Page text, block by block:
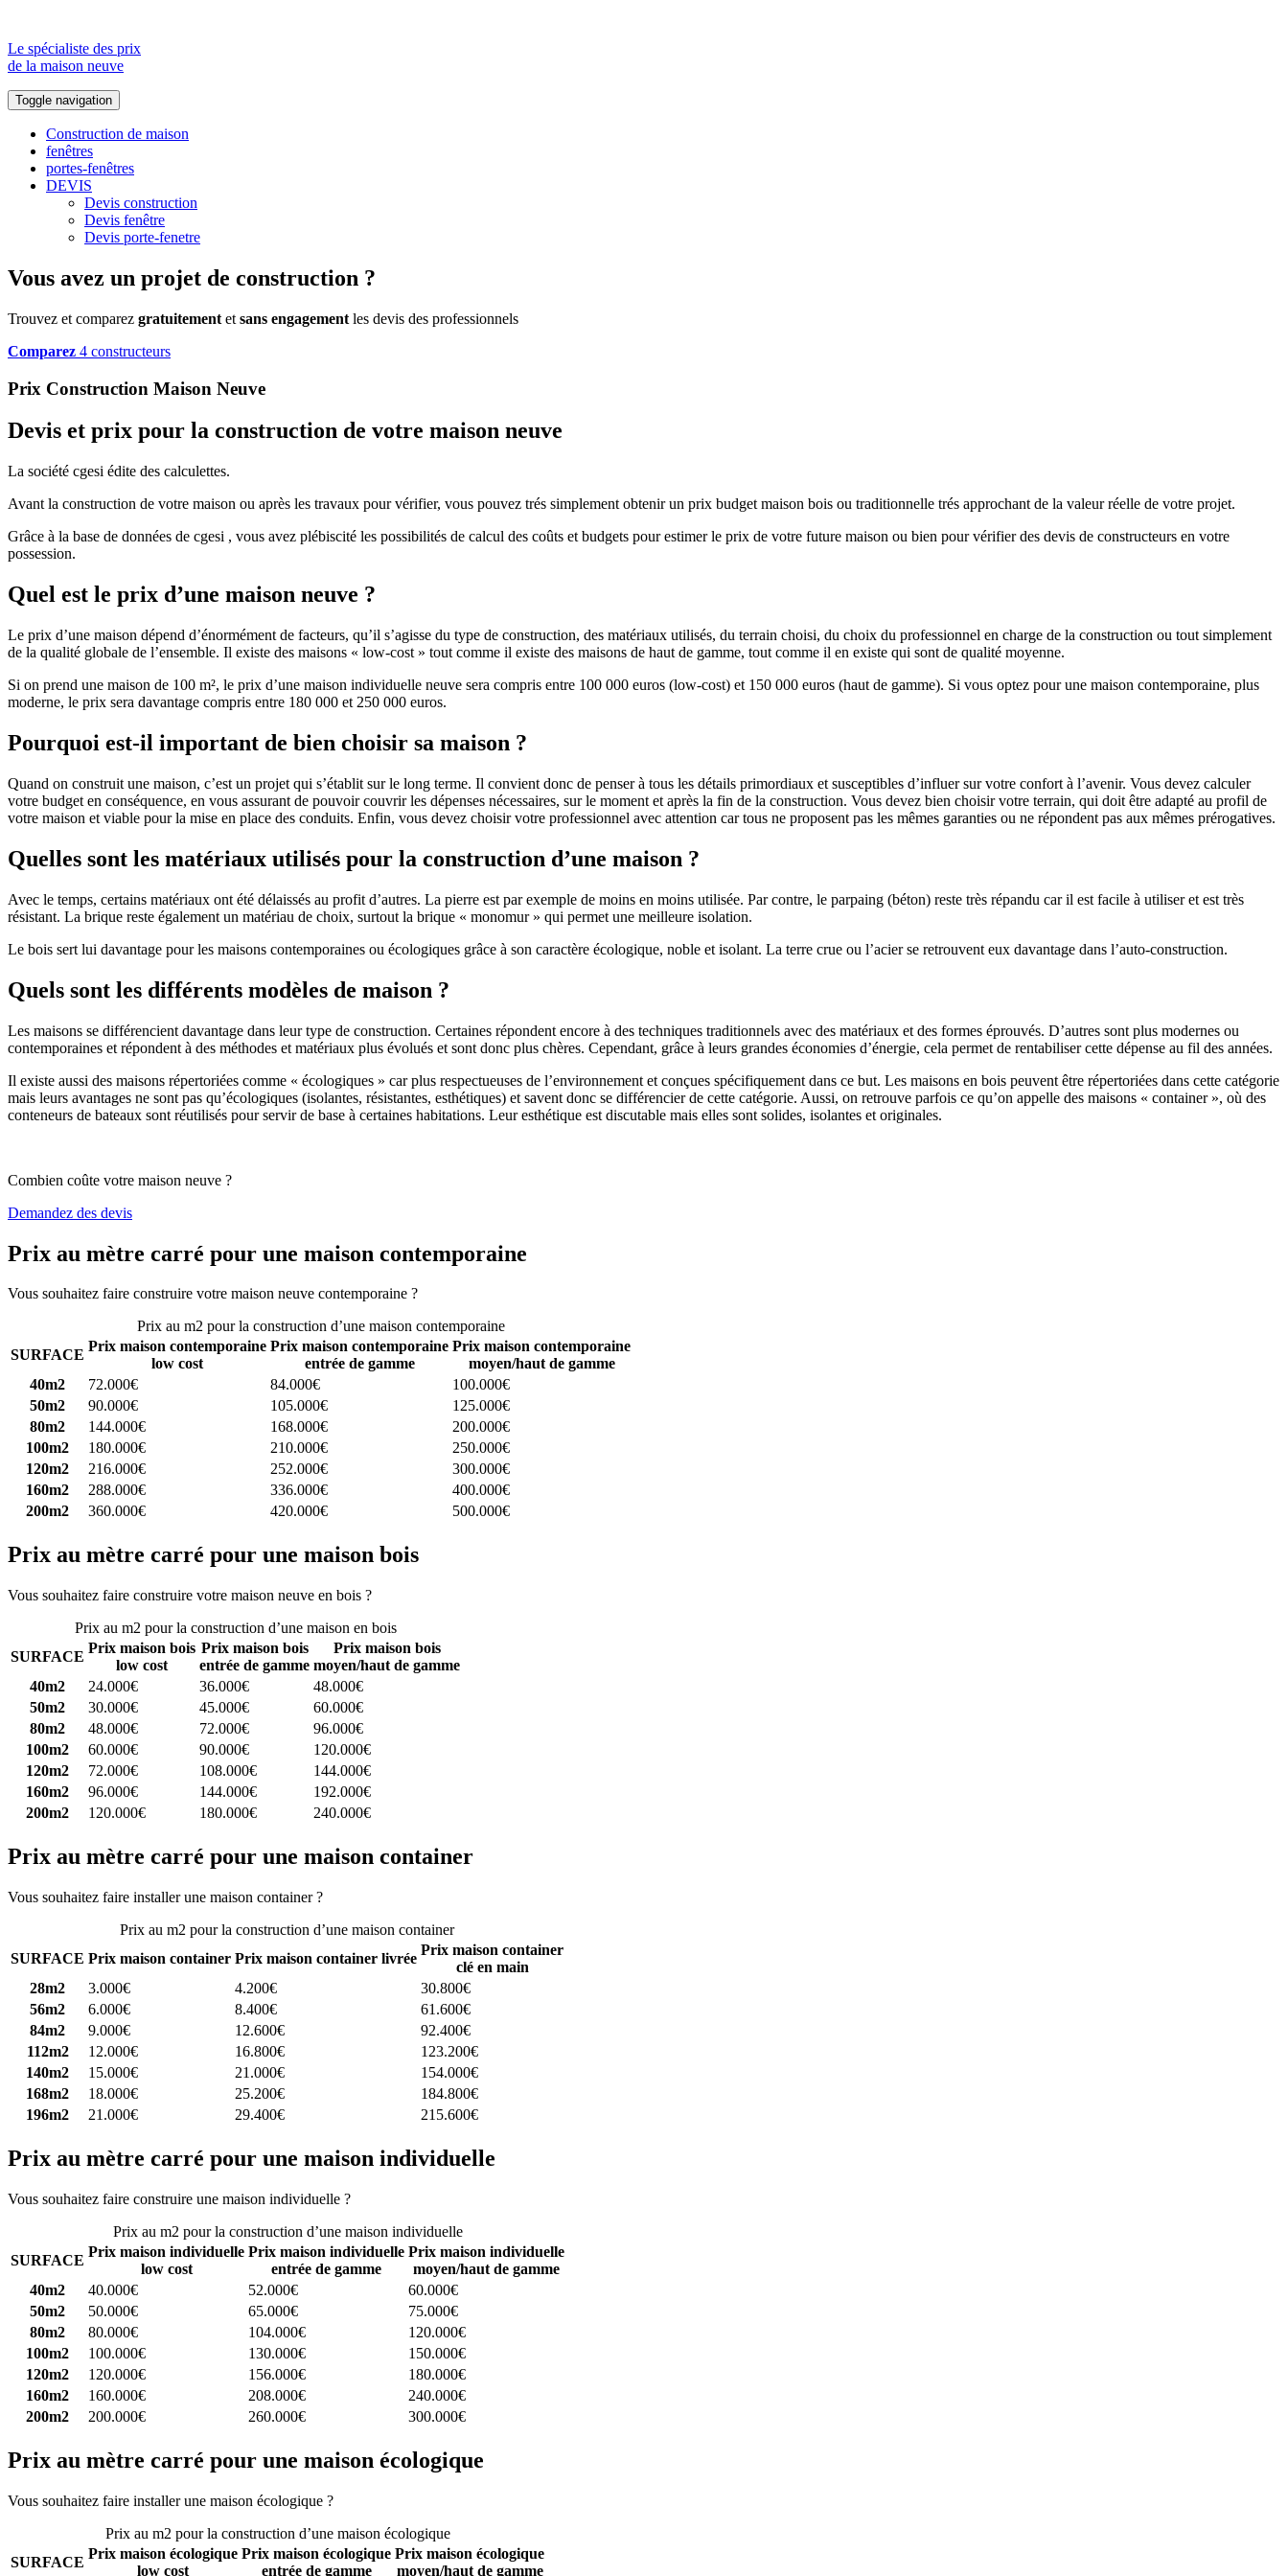
Le spécialiste des prix
de la maison neuve
Toggle navigation
Construction de maison
fenêtres
portes-fenêtres
DEVIS
Devis construction
Devis fenêtre
Devis porte-fenetre
Vous avez un projet de construction ?
Trouvez et comparez gratuitement et sans engagement les devis des professionnels
Comparez 4 constructeurs
Prix Construction Maison Neuve
Devis et prix pour la construction de votre maison neuve
La société cgesi édite des calculettes.
Avant la construction de votre maison ou après les travaux pour vérifier, vous pouvez trés simplement obtenir un prix budget maison bois ou traditionnelle trés approchant de la valeur réelle de votre projet.
Grâce à la base de données de cgesi , vous avez plébiscité les possibilités de calcul des coûts et budgets pour estimer le prix de votre future maison ou bien pour vérifier des devis de constructeurs en votre
possession.
Quel est le prix d’une maison neuve ?
Le prix d’une maison dépend d’énormément de facteurs, qu’il s’agisse du type de construction, des matériaux utilisés, du terrain choisi, du choix du professionnel en charge de la construction ou tout simplement
de la qualité globale de l’ensemble. Il existe des maisons « low-cost » tout comme il existe des maisons de haut de gamme, tout comme il en existe qui sont de qualité moyenne.
Si on prend une maison de 100 m², le prix d’une maison individuelle neuve sera compris entre 100 000 euros (low-cost) et 150 000 euros (haut de gamme). Si vous optez pour une maison contemporaine, plus
moderne, le prix sera davantage compris entre 180 000 et 250 000 euros.
Pourquoi est-il important de bien choisir sa maison ?
Quand on construit une maison, c’est un projet qui s’établit sur le long terme. Il convient donc de penser à tous les détails primordiaux et susceptibles d’influer sur votre confort à l’avenir. Vous devez calculer
votre budget en conséquence, en vous assurant de pouvoir couvrir les dépenses nécessaires, sur le moment et après la fin de la construction. Vous devez bien choisir votre terrain, qui doit être adapté au profil de
votre maison et viable pour la mise en place des conduits. Enfin, vous devez choisir votre professionnel avec attention car tous ne proposent pas les mêmes garanties ou ne répondent pas aux mêmes prérogatives.
Quelles sont les matériaux utilisés pour la construction d’une maison ?
Avec le temps, certains matériaux ont été délaissés au profit d’autres. La pierre est par exemple de moins en moins utilisée. Par contre, le parpaing (béton) reste très répandu car il est facile à utiliser et est très
résistant. La brique reste également un matériau de choix, surtout la brique « monomur » qui permet une meilleure isolation.
Le bois sert lui davantage pour les maisons contemporaines ou écologiques grâce à son caractère écologique, noble et isolant. La terre crue ou l’acier se retrouvent eux davantage dans l’auto-construction.
Quels sont les différents modèles de maison ?
Les maisons se différencient davantage dans leur type de construction. Certaines répondent encore à des techniques traditionnels avec des matériaux et des formes éprouvés. D’autres sont plus modernes ou
contemporaines et répondent à des méthodes et matériaux plus évolués et sont donc plus chères. Cependant, grâce à leurs grandes économies d’énergie, cela permet de rentabiliser cette dépense au fil des années.
Il existe aussi des maisons répertoriées comme « écologiques » car plus respectueuses de l’environnement et conçues spécifiquement dans ce but. Les maisons en bois peuvent être répertoriées dans cette catégorie
mais leurs avantages ne sont pas qu’écologiques (isolantes, résistantes, esthétiques) et savent donc se différencier de cette catégorie. Aussi, on retrouve parfois ce qu’on appelle des maisons « container », où des
conteneurs de bateaux sont réutilisés pour servir de base à certaines habitations. Leur esthétique est discutable mais elles sont solides, isolantes et originales.
Combien coûte votre maison neuve ?
Demandez des devis
Prix au mètre carré pour une maison contemporaine
Vous souhaitez faire construire votre maison neuve contemporaine ?
Prix au m2 pour la construction d’une maison contemporaine
SURFACE
Prix maison contemporaine
low cost
Prix maison contemporaine
entrée de gamme
Prix maison contemporaine
moyen/haut de gamme
40m2
72.000€ 84.000€
100.000€
50m2
90.000€ 105.000€
125.000€
80m2
144.000€ 168.000€
200.000€
100m2
180.000€ 210.000€
250.000€
120m2
216.000€ 252.000€
300.000€
160m2
288.000€ 336.000€
400.000€
200m2
360.000€ 420.000€ 500.000€
Prix au mètre carré pour une maison bois
Vous souhaitez faire construire votre maison neuve en bois ?
Prix au m2 pour la construction d’une maison en bois
SURFACE
Prix maison bois
low cost
Prix maison bois
entrée de gamme
Prix maison bois
moyen/haut de gamme
40m2
24.000€ 36.000€
48.000€
50m2
30.000€ 45.000€
60.000€
80m2
48.000€ 72.000€
96.000€
100m2
60.000€ 90.000€
120.000€
120m2
72.000€ 108.000€
144.000€
160m2
96.000€ 144.000€
192.000€
200m2
120.000€ 180.000€ 240.000€
Prix au mètre carré pour une maison container
Vous souhaitez faire installer une maison container ?
Prix au m2 pour la construction d’une maison container
SURFACE Prix maison container Prix maison container livrée
Prix maison container
clé en main
28m2
3.000€ 4.200€
30.800€
56m2
6.000€ 8.400€
61.600€
84m2
9.000€ 12.600€
92.400€
112m2
12.000€ 16.800€
123.200€
140m2
15.000€ 21.000€
154.000€
168m2
18.000€ 25.200€
184.800€
196m2
21.000€ 29.400€ 215.600€
Prix au mètre carré pour une maison individuelle
Vous souhaitez faire construire une maison individuelle ?
Prix au m2 pour la construction d’une maison individuelle
SURFACE
Prix maison individuelle
low cost
Prix maison individuelle
entrée de gamme
Prix maison individuelle
moyen/haut de gamme
40m2
40.000€ 52.000€
60.000€
50m2
50.000€ 65.000€
75.000€
80m2
80.000€ 104.000€
120.000€
100m2
100.000€ 130.000€
150.000€
120m2
120.000€ 156.000€
180.000€
160m2
160.000€ 208.000€
240.000€
200m2
200.000€ 260.000€ 300.000€
Prix au mètre carré pour une maison écologique
Vous souhaitez faire installer une maison écologique ?
Prix au m2 pour la construction d’une maison écologique
SURFACE
Prix maison écologique
low cost
Prix maison écologique
entrée de gamme
Prix maison écologique
moyen/haut de gamme